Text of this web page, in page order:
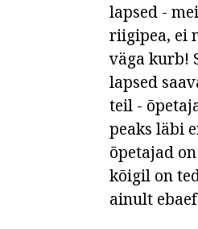
lapsed -
riigipea, ei
väga kurb!
lapsed
teil -
peaks läbi
õpetajad
kõigil on
ainult